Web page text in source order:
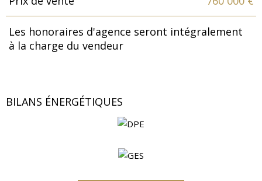
Les honoraires d'agence seront intégralement
à la charge du vendeur
BILANS ÉNERGÉTIQUES